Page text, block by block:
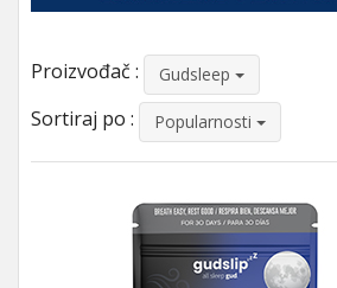
Proizvođač : Gudsleep
Sortiraj po : Popularnosti